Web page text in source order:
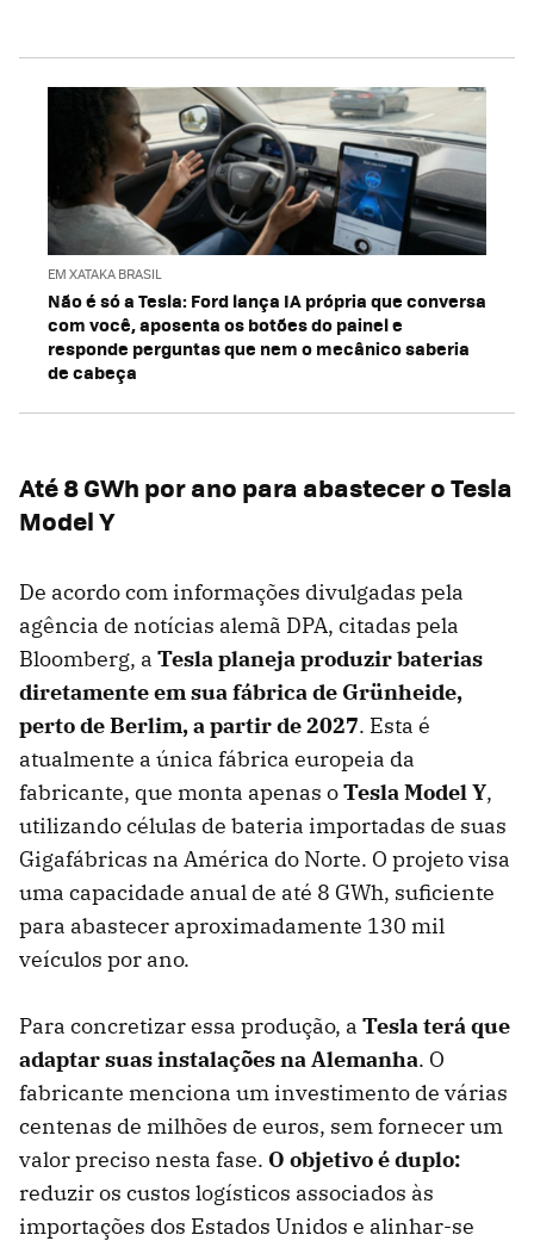
EM XATAKA BRASIL
Não é só a Tesla: Ford lança IA própria que conversa
com você, aposenta os botões do painel e
responde perguntas que nem o mecânico saberia
de cabeça
Até 8 GWh por ano para abastecer o Tesla
Model Y
De acordo com informações divulgadas pela
agência de notícias alemã DPA, citadas pela
Bloomberg, a Tesla planeja produzir baterias
diretamente em sua fábrica de Grünheide,
perto de Berlim, a partir de 2027. Esta é
atualmente a única fábrica europeia da
fabricante, que monta apenas oTesla Model Y,
utilizando células de bateria importadas de suas
Gigafábricas na América do Norte. O projeto visa
uma capacidade anual de até 8 GWh, suficiente
para abastecer aproximadamente 130 mil
veículos por ano.
Para concretizar essa produção, a Tesla terá que
adaptar suas instalações na Alemanha. O
fabricante menciona um investimento de várias
centenas de milhões de euros, sem fornecer um
valor preciso nesta fase. O objetivo é duplo:
reduzir os custos logísticos associados às
importações dos Estados Unidos e alinhar-se